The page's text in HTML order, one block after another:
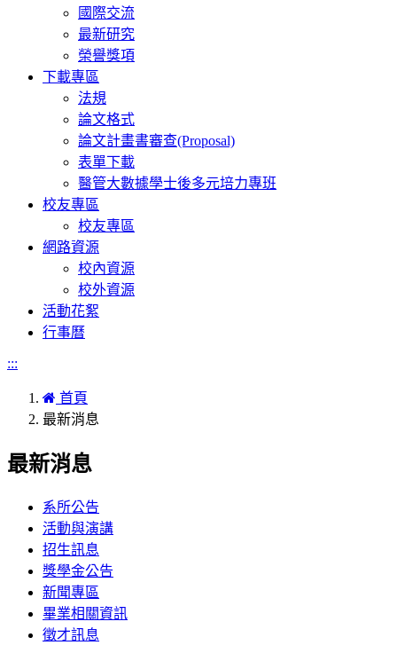
國際交流
最新研究
榮譽獎項
下載專區
法規
論文格式
論文計畫書審查(Proposal)
表單下載
醫管大數據學士後多元培力專班
校友專區
校友專區
網路資源
校內資源
校外資源
活動花絮
行事曆
:::
首頁
最新消息
最新消息
系所公告
活動與演講
招生訊息
獎學金公告
新聞專區
畢業相關資訊
徵才訊息